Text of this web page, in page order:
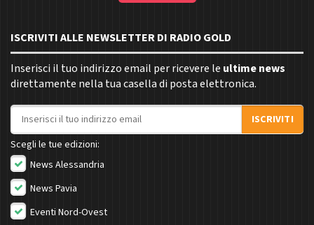
ISCRIVITI ALLE NEWSLETTER DI RADIO GOLD
Inserisci il tuo indirizzo email per ricevere le ultime news
direttamente nella tua casella di posta elettronica.
Indirizzo email
ISCRIVITI
Scegli le tue edizioni:
News Alessandria
News Pavia
Eventi Nord-Ovest